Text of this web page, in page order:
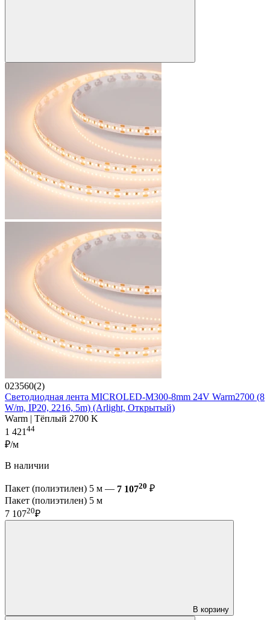
023560(2)
Светодиодная лента MICROLED-M300-8mm 24V Warm2700 (8
W/m, IP20, 2216, 5m) (Arlight, Открытый)
Warm | Тёплый 2700 K
1 421 44
₽/м
В наличии
Пакет (полиэтилен) 5 м — 7 10720 ₽
Пакет (полиэтилен) 5 м
7 10720₽
В корзину